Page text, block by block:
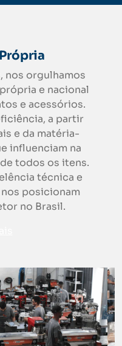
nos orgulhamos
e nacional
e acessórios.
a partir
e da matéria-
influenciam na
todos os itens.
técnica e
posicionam
no Brasil.